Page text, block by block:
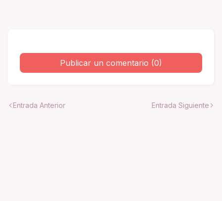
Publicar un comentario (0)
Entrada Anterior Entrada Siguiente